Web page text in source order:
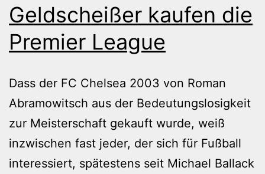
Geldscheißer kaufen die
Premier League
Dass der FC Chelsea 2003 von Roman
Abramowitsch aus der Bedeutungslosigkeit
zur Meisterschaft gekauft wurde, weiß
inzwischen fast jeder, der sich für Fußball
interessiert, spätestens seit Michael Ballack